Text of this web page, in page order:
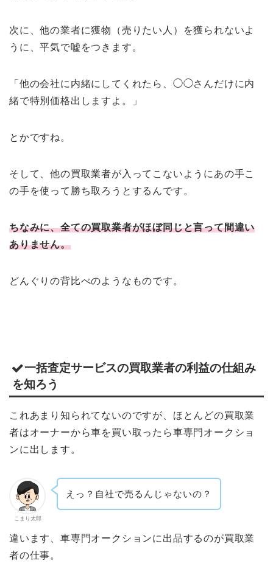
次に、他の業者に獲物（売りたい人）を獲られないよ
うに、平気で嘘をつきます。
「他の会社に内緒にしてくれたら、◯◯さんだけに内
緒で特別価格出しますよ。」
とかですね。
そして、他の買取業者が入ってこないようにあの手こ
の手を使って勝ち取ろうとするんです。
ちなみに、全ての買取業者がほぼ同じと言って間違い
ありません。
どんぐりの背比べのようなものです。
一括査定サービスの買取業者の利益の仕組み
を知ろう
これあまり知られてないのですが、ほとんどの買取業
者はオーナーから車を買い取ったら車専門オークショ
ンに出します。
こまり太郎
えっ？自社で売るんじゃないの？
違います、車専門オークションに出品するのが買取業
者の仕事。